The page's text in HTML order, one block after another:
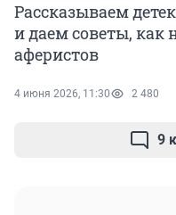
Рассказываем
и даем советы, как
аферистов
4 июня 2026, 11:30 2 480
9